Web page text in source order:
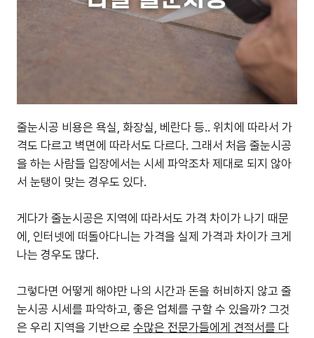
줄눈시공 비용은 욕실, 화장실, 베란다 등.. 위치에 따라서 가
격도 다르고 벽면에 따라서도 다르다. 그래서 처음 줄눈시공
을 하는 사람들 입장에서는 시세 파악조차 제대로 되지 않아
서 눈탱이 맞는 경우도 있다.
게다가 줄눈시공은 지역에 따라서도 가격 차이가 나기 때문
에, 인터넷에 떠돌아다니는 가격을 실제 가격과 차이가 크게
나는 경우도 많다.
그렇다면 어떻게 해야만 나의 시간과 돈을 허비하지 않고 줄
눈시공 시세를 파악하고, 좋은 업체를 구할 수 있을까? 그것
은 우리 지역을 기반으로 수많은 전문가들에게 견적서를 다